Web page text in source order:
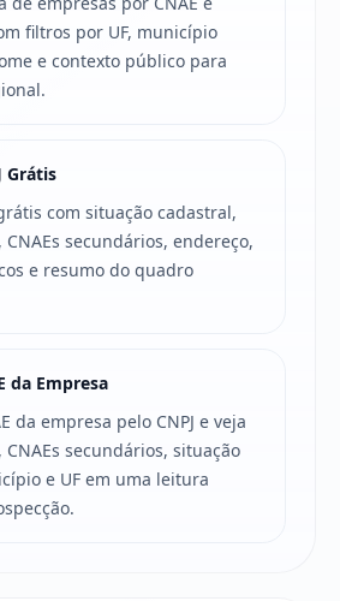
filtros por UF, município
e contexto público para
Grátis
com situação cadastral,
CNAEs secundários, endereço,
e resumo do quadro
da Empresa
da empresa pelo CNPJ e veja
CNAEs secundários, situação
e UF em uma leitura